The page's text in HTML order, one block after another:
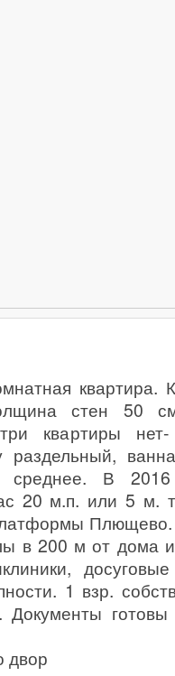
квартира.
стен 50
квартиры
раздельный,
среднее. В
20 м.п. или 5 м.
Плющево.
в 200 м от дома и
1 взр.
Документы
двор